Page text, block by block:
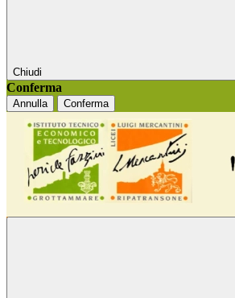
Chiudi
Conferma
Annulla Conferma